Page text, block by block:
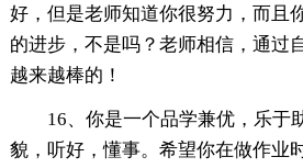
好，但是老师知道你很努力，而且
的进步，不是吗？老师相信，通过
越来越棒的！
16、你是一个品学兼优，乐于
貌，听好，懂事。希望你在做作业